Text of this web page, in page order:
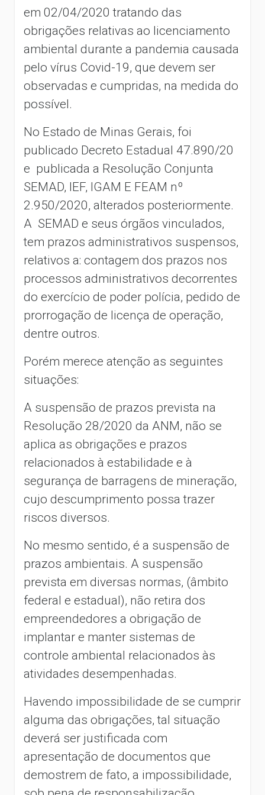
em 02/04/2020 tratando das
obrigações relativas ao licenciamento
ambiental durante a pandemia causada
pelo vírus Covid-19, que devem ser
observadas e cumpridas, na medida do
possível.
No Estado de Minas Gerais, foi
publicado Decreto Estadual 47.890/20
e publicada a Resolução Conjunta
SEMAD, IEF, IGAM E FEAM nº
2.950/2020, alterados posteriormente.
A SEMAD e seus órgãos vinculados,
tem prazos administrativos suspensos,
relativos a: contagem dos prazos nos
processos administrativos decorrentes
do exercício de poder polícia, pedido de
prorrogação de licença de operação,
dentre outros.
Porém merece atenção as seguintes
situações:
A suspensão de prazos prevista na
Resolução 28/2020 da ANM, não se
aplica as obrigações e prazos
relacionados à estabilidade e à
segurança de barragens de mineração,
cujo descumprimento possa trazer
riscos diversos.
No mesmo sentido, é a suspensão de
prazos ambientais. A suspensão
prevista em diversas normas, (âmbito
federal e estadual), não retira dos
empreendedores a obrigação de
implantar e manter sistemas de
controle ambiental relacionados às
atividades desempenhadas.
Havendo impossibilidade de se cumprir
alguma das obrigações, tal situação
deverá ser justificada com
apresentação de documentos que
demostrem de fato, a impossibilidade,